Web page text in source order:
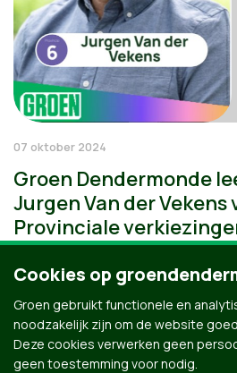
07 oktober 2024
Groen Dendermonde
Jurgen Van der Vekens
Provinciale
Cookies op
Groen gebruikt functionele en
noodzakelijk zijn om de website
Deze cookies verwerken geen
geen toestemming voor nodig.